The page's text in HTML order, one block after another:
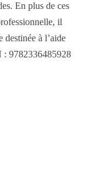
En plus de ces
il
destinée à l’aide
: 9782336485928